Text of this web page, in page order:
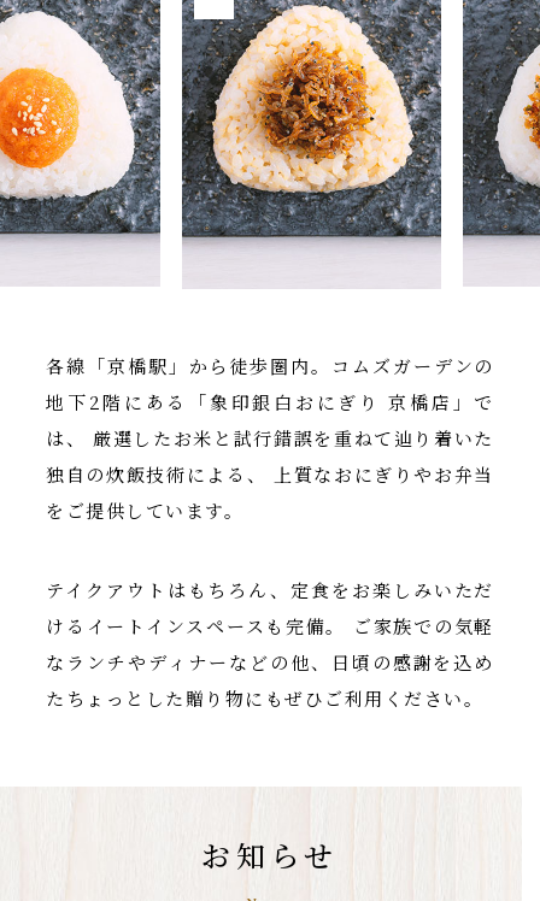
各線「京橋駅」から徒歩圏内。コムズガーデンの
地下2階にある「象印銀白おにぎり 京橋店」で
は、 厳選したお米と試行錯誤を重ねて辿り着いた
独自の炊飯技術による、 上質なおにぎりやお弁当
をご提供しています。
テイクアウトはもちろん、定食をお楽しみいただ
けるイートインスペースも完備。 ご家族での気軽
なランチやディナーなどの他、日頃の感謝を込め
たちょっとした贈り物にもぜひご利用ください。
お知らせ